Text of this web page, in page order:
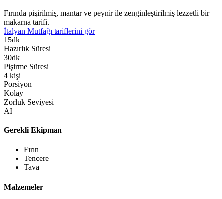
Fırında pişirilmiş, mantar ve peynir ile zenginleştirilmiş lezzetli bir
makarna tarifi.
İtalyan Mutfağı tariflerini gör
15dk
Hazırlık Süresi
30dk
Pişirme Süresi
4 kişi
Porsiyon
Kolay
Zorluk Seviyesi
AI
Gerekli Ekipman
Fırın
Tencere
Tava
Malzemeler